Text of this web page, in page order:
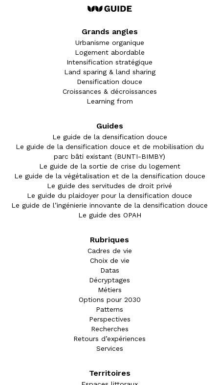
Grands angles
Urbanisme organique
Logement abordable
Intensification stratégique
Land sparing & land sharing
Densification douce
Croissances & décroissances
Learning from
Guides
Le guide de la densification douce
Le guide de la densification douce et de mobilisation du
parc bâti existant (BUNTI-BIMBY)
Le guide de la sortie de crise du logement
Le guide de la végétalisation et de la densification douce
Le guide des servitudes de droit privé
Le guide du plaidoyer pour la densification douce
Le guide de l’ingénierie innovante de la densification douce
Le guide des OPAH
Rubriques
Cadres de vie
Choix de vie
Datas
Décryptages
Métiers
Options pour 2030
Patterns
Perspectives
Recherches
Retours d’expériences
Services
Territoires